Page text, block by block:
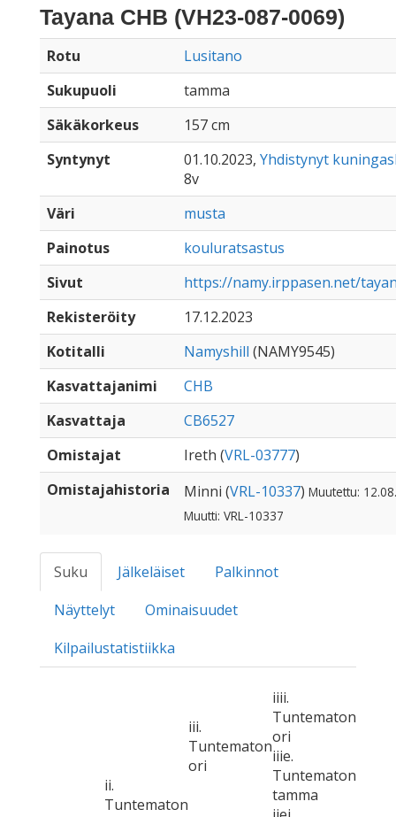
Tayana CHB (VH23-087-0069)
Rotu
Lusitano
Sukupuoli
tamma
Säkäkorkeus
157 cm
Syntynyt
01.10.2023, Yhdistynyt
8v
Väri
musta
Painotus
kouluratsastus
Sivut
https://namy.irppasen.net/
Rekisteröity
17.12.2023
Kotitalli
Namyshill (NAMY9545)
Kasvattajanimi
CHB
Kasvattaja
CB6527
Omistajat
Ireth (VRL-03777)
Omistajahistoria
Minni (VRL-10337) Muutettu:
Muutti: VRL-10337
Suku Jälkeläiset
Palkinnot
Näyttelyt
Ominaisuudet
Kilpailustatistiikka
ii.
Tuntematon
iii.
Tuntematon
ori
iiii.
Tuntematon
ori
iiie.
Tuntematon
tamma